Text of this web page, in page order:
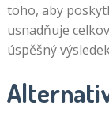
toho, aby
usnadňuje
úspěšný